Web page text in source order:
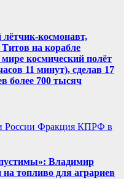
лётчик-космонавт,
на корабле
космический полёт
11 минут), сделав 17
более 700 тысяч
России Фракция КПРФ в
Владимир
топливо для аграриев